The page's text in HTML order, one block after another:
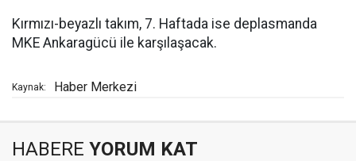
Kırmızı-beyazlı takım, 7. Haftada ise deplasmanda
MKE Ankaragücü ile karşılaşacak.
Kaynak: Haber Merkezi
HABERE YORUM KAT